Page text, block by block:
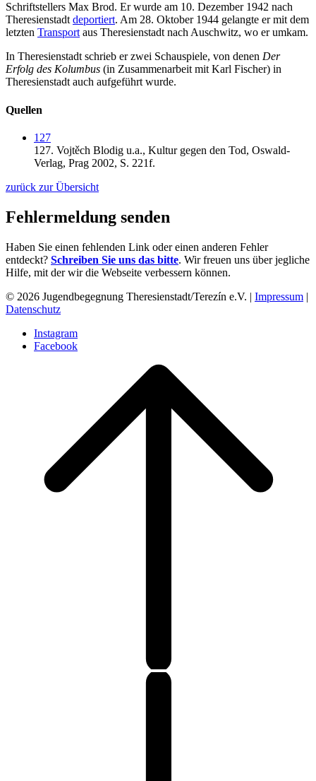
Schriftstellers Max Brod. Er wurde am 10. Dezember 1942 nach
Theresienstadtdeportiert. Am 28. Oktober 1944 gelangte er mit dem
letzten Transportaus Theresienstadt nach Auschwitz, wo er umkam.
In Theresienstadt schrieb er zwei Schauspiele, von denen Der
Erfolg des Kolumbus (in Zusammenarbeit mit Karl Fischer) in
Theresienstadt auch aufgeführt wurde.
Quellen
127
127. Vojtěch Blodig u.a., Kultur gegen den Tod, Oswald-
Verlag, Prag 2002, S. 221f.
zurück zur Übersicht
Fehlermeldung senden
Haben Sie einen fehlenden Link oder einen anderen Fehler
entdeckt? Schreiben Sie uns das bitte. Wir freuen uns über jegliche
Hilfe, mit der wir die Webseite verbessern können.
© 2026 Jugendbegegnung Theresienstadt/Terezín e.V. | Impressum |
Datenschutz
Instagram
Facebook